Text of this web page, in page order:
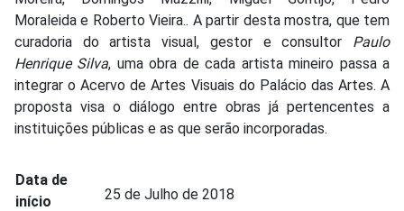
Moraleida e Roberto Vieira.. A partir desta mostra, que tem
curadoria do artista visual, gestor e consultor Paulo
Henrique Silva, uma obra de cada artista mineiro passa a
integrar o Acervo de Artes Visuais do Palácio das Artes. A
proposta visa o diálogo entre obras já pertencentes a
instituições públicas e as que serão incorporadas.
Data de
início
25 de Julho de 2018